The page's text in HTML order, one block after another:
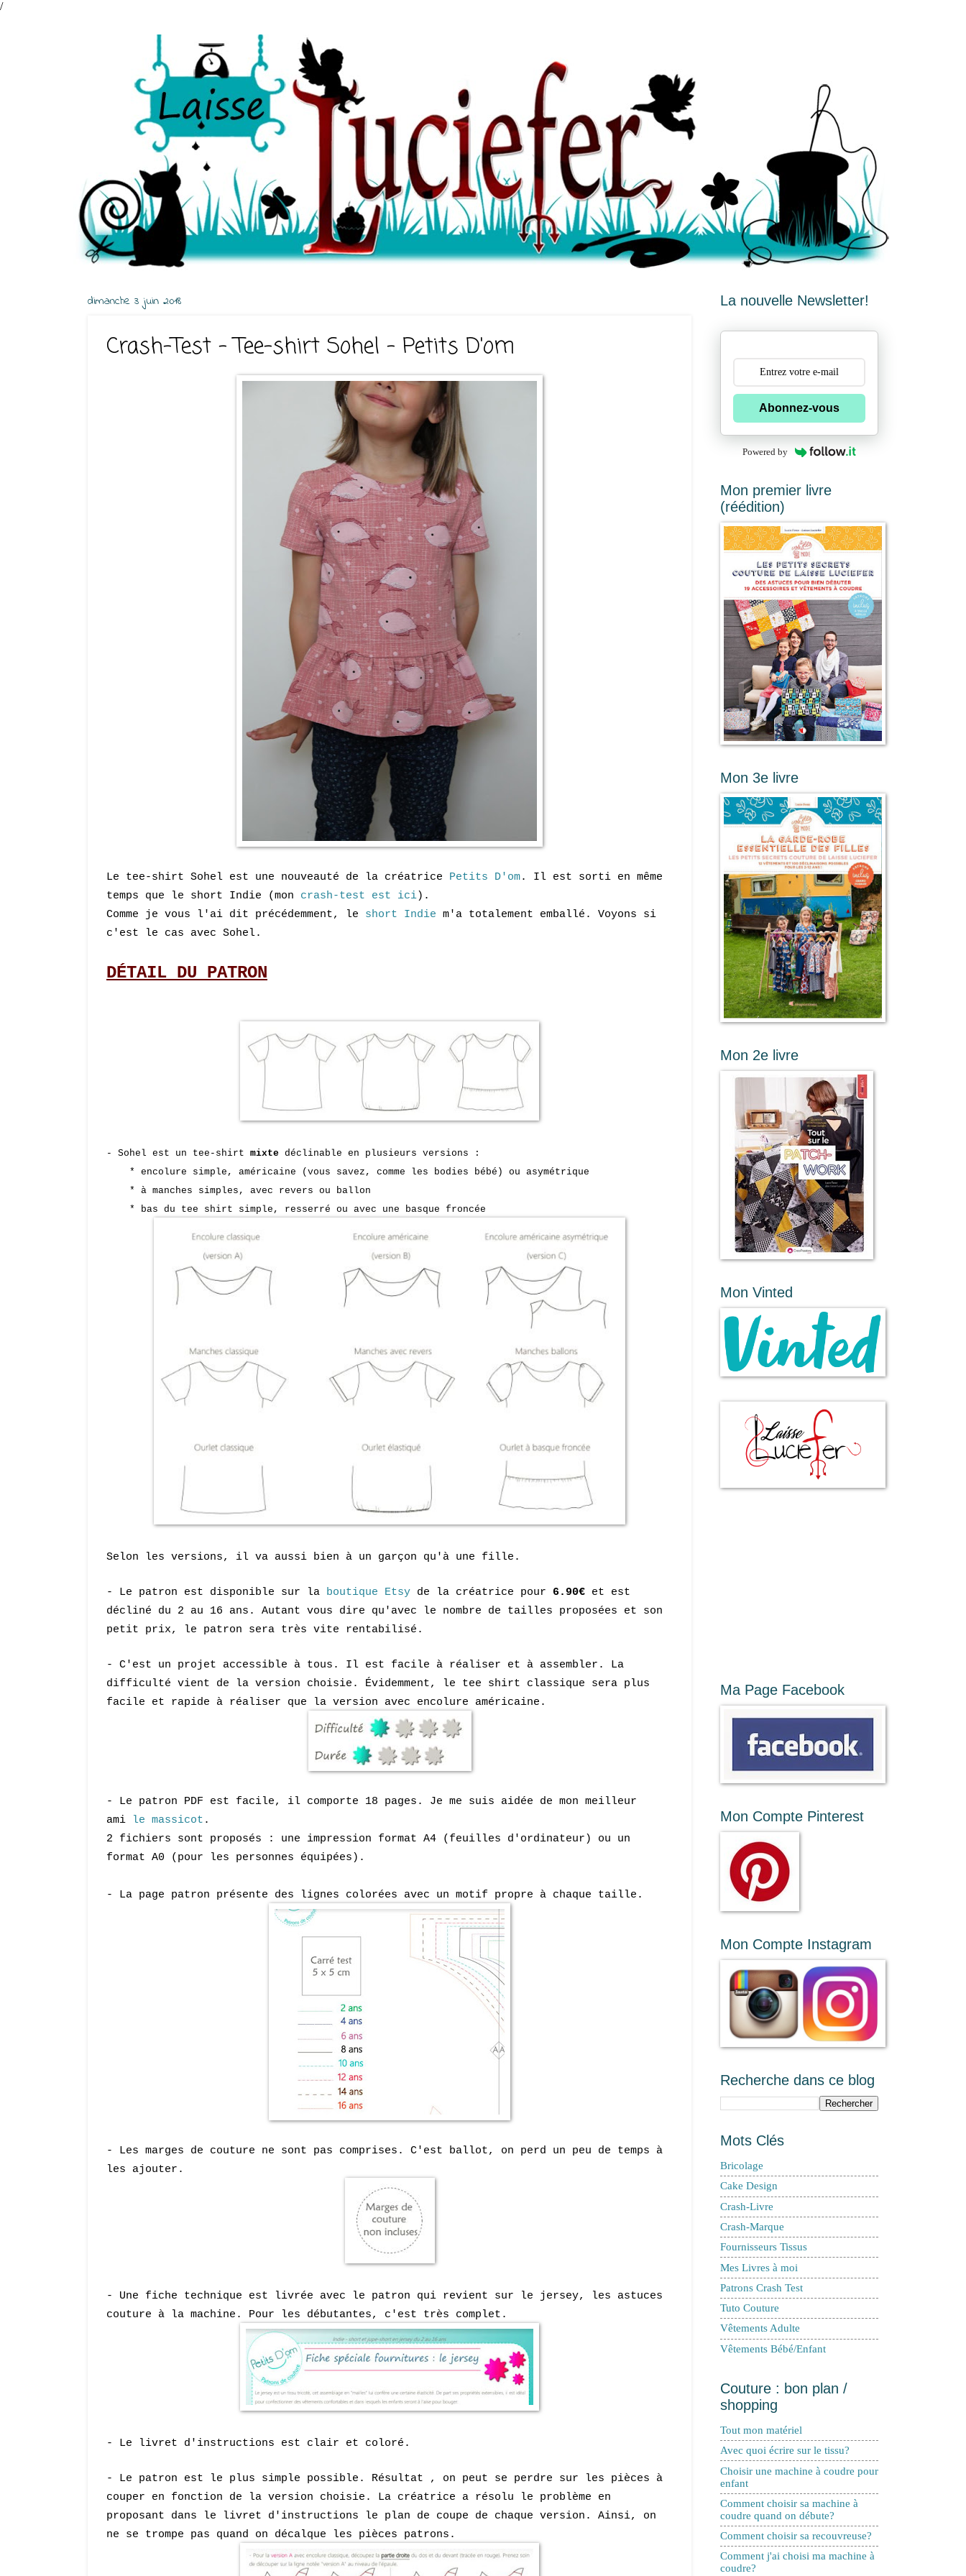
/
dimanche 3 juin 2018
Crash-Test - Tee-shirt Sohel - Petits D'om
Le tee-shirt Sohel est une nouveauté de la créatrice Petits D'om. Il est sorti en même
temps que le short Indie (mon crash-test est ici).
Comme je vous l'ai dit précédemment, le short Indie m'a totalement emballé. Voyons si
c'est le cas avec Sohel.
DÉTAIL DU PATRON
- Sohel est un tee-shirt mixte déclinable en plusieurs versions :
* encolure simple, américaine (vous savez, comme les bodies bébé) ou asymétrique
* à manches simples, avec revers ou ballon
* bas du tee shirt simple, resserré ou avec une basque froncée
Selon les versions, il va aussi bien à un garçon qu'à une fille.
- Le patron est disponible sur la boutique Etsy de la créatrice pour 6.90€ et est
décliné du 2 au 16 ans. Autant vous dire qu'avec le nombre de tailles proposées et son
petit prix, le patron sera très vite rentabilisé.
- C'est un projet accessible à tous. Il est facile à réaliser et à assembler. La
difficulté vient de la version choisie. Évidemment, le tee shirt classique sera plus
facile et rapide à réaliser que la version avec encolure américaine.
- Le patron PDF est facile, il comporte 18 pages. Je me suis aidée de mon meilleur
ami
le massicot .
2 fichiers sont proposés : une impression format A4 (feuilles d'ordinateur) ou un
format A0 (pour les personnes équipées).
- La page patron présente des lignes colorées avec un motif propre à chaque taille.
- Les marges de couture ne sont pas comprises. C'est ballot, on perd un peu de temps à
les ajouter.
- Une fiche technique est livrée avec le patron qui revient sur le jersey, les astuces
couture à la machine. Pour les débutantes, c'est très complet.
- Le livret d'instructions est clair et coloré.
- Le patron est le plus simple possible. Résultat , on peut se perdre sur les pièces à
couper en fonction de la version choisie. La créatrice a résolu le problème en
proposant dans le livret d'instructions le plan de coupe de chaque version. Ainsi, on
ne se trompe pas quand on décalque les pièces patrons.
La nouvelle Newsletter!
Abonnez-vous
Powered by
Mon premier livre
(réédition)
Mon 3e livre
Mon 2e livre
Mon Vinted
Ma Page Facebook
Mon Compte Pinterest
Mon Compte Instagram
Recherche dans ce blog
Mots Clés
Bricolage
Cake Design
Crash-Livre
Crash-Marque
Fournisseurs Tissus
Mes Livres à moi
Patrons Crash Test
Tuto Couture
Vêtements Adulte
Vêtements Bébé/Enfant
Couture : bon plan /
shopping
Tout mon matériel
Avec quoi écrire sur le tissu?
Choisir une machine à coudre pour
enfant
Comment choisir sa machine à
coudre quand on débute?
Comment choisir sa recouvreuse?
Comment j'ai choisi ma machine à
coudre?